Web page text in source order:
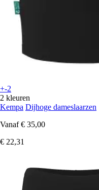
+-2
2 kleuren
Kempa Dijhoge dameslaarzen
Vanaf € 35,00
€ 22,31